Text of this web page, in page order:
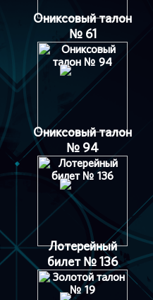
Ониксовый талон
№ 61
Ониксовый талон
№ 94
Лотерейный
билет № 136